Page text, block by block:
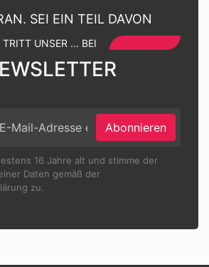
SEI EIN TEIL DAVON
TRITT UNSER ... BEI
Abonnieren
16 Jahre alt und stimme der
Daten gemäß der
zu.